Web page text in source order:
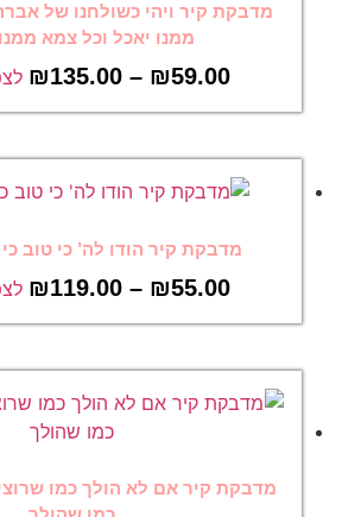
מדבקת קיר ויהי כשולחנו של
ממנו יאכל וכל צמא
₪59.00
–
₪135.00
מדבקת קיר הודו לה’ כי טוב
₪55.00
–
₪119.00
מדבקת קיר אם לא הולך כמו